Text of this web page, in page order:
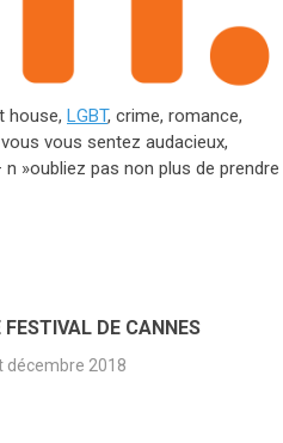
house, LGBT, crime, romance,
vous sentez audacieux,
»oubliez pas non plus de prendre
FESTIVAL DE CANNES
décembre 2018